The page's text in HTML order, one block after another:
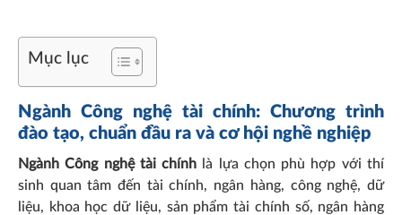
Mục lục
Ngành Công nghệ tài chính: Chương trình
đào tạo, chuẩn đầu ra và cơ hội nghề nghiệp
Ngành Công nghệ tài chính là lựa chọn phù hợp với thí
sinh quan tâm đến tài chính, ngân hàng, công nghệ, dữ
liệu, khoa học dữ liệu, sản phẩm tài chính số, ngân hàng